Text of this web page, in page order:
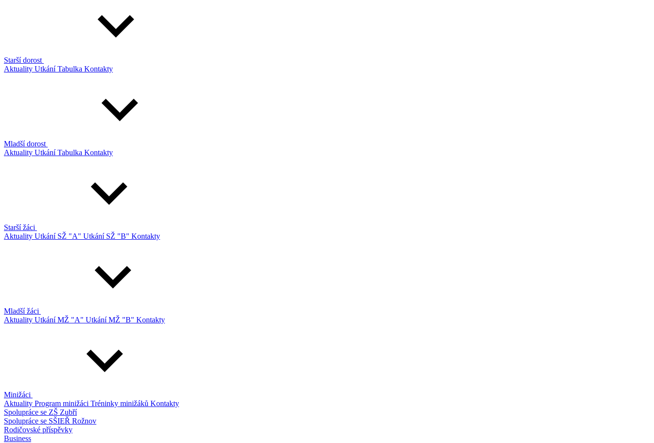
Starší dorost
Aktuality UtkáníTabulka Kontakty
Mladší dorost
Aktuality UtkáníTabulka Kontakty
Starší žáci
Aktuality Utkání SŽ "A" Utkání SŽ "B" Kontakty
Mladší žáci
Aktuality Utkání MŽ "A" Utkání MŽ "B" Kontakty
Minižáci
Aktuality Program minižáci Tréninky minižáků Kontakty
Spolupráce se ZŠ Zubří
Spolupráce se SŠIEŘ Rožnov
Rodičovské příspěvky
Business